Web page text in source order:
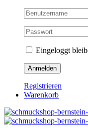
Eingeloggt
Registrieren
Warenkorb